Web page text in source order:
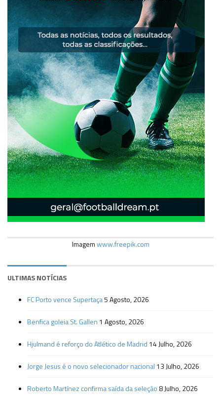
Imagemwww.freepik.com
ULTIMAS NOTÍCIAS
FC Porto vence Supertaça5 Agosto, 2026
Benfica goleia St. Gallen 1 Agosto, 2026
Hjulmand é reforço do Atlético de Madrid 14 Julho, 2026
Jorge Jesus é o novo selecionador nacional 13 Julho, 2026
Roberto Martínez confirma saída da seleção 8 Julho, 2026